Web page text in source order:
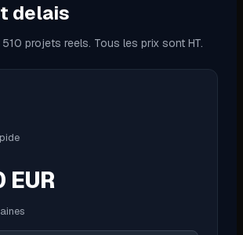
delais
projets reels. Tous les prix sont HT.
EUR